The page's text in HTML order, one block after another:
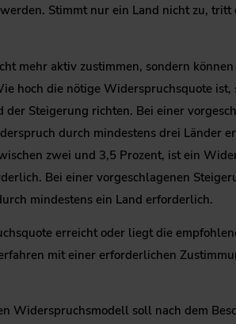
Stimmt nur ein Land nicht zu, tritt
mehr aktiv zustimmen, sondern können
hoch die nötige Widerspruchsquote ist,
der Steigerung richten. Bei einer
durch mindestens drei Länder
zwei und 3,5 Prozent, ist ein
Bei einer vorgeschlagenen
mindestens ein Land erforderlich.
erreicht oder liegt die
mit einer erforderlichen
Widerspruchsmodell soll nach dem